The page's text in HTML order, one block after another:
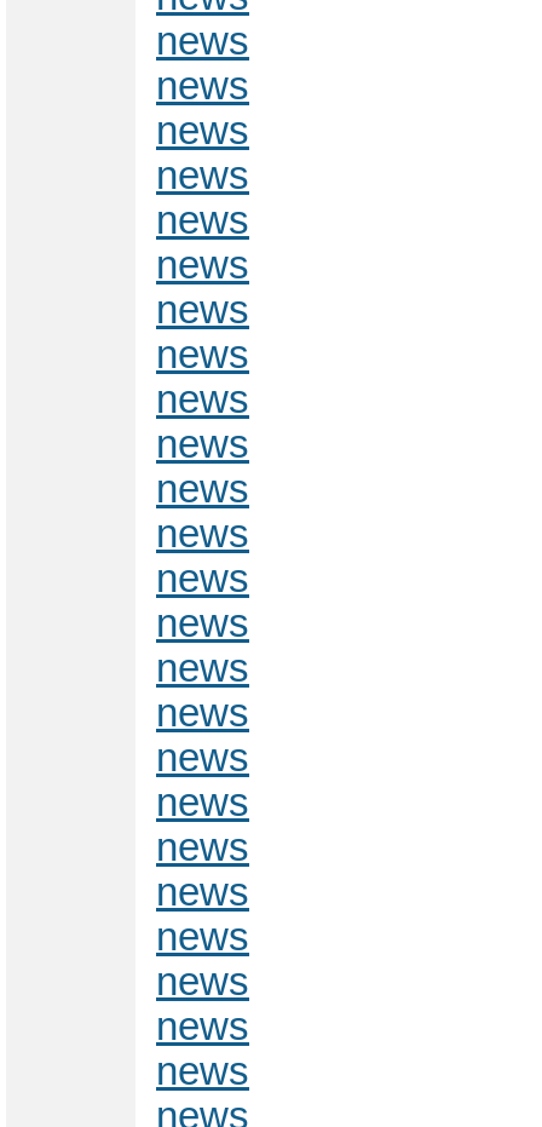
news
news
news
news
news
news
news
news
news
news
news
news
news
news
news
news
news
news
news
news
news
news
news
news
news